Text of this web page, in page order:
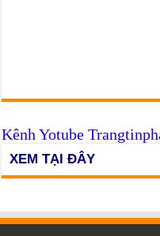
Kênh Yotube
XEM TẠI ĐÂY